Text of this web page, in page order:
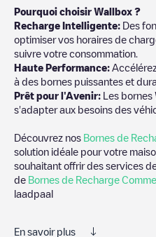
Pourquoi choisir Wallbox ?
Recharge Intelligente: Des
optimiser vos horaires de
suivre votre consommation.
Haute Performance:
à des bornes puissantes et
Prêt pour l'Avenir: Les bornes
s'adapter aux besoins des
Découvrez nos Bornes de
solution idéale pour votre
souhaitant offrir des services
de Bornes de Recharge
laadpaal
En savoir plus